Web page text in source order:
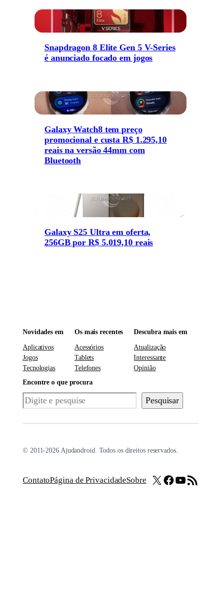
Snapdragon 8 Elite Gen 5 V-Series
é anunciado focado em jogos
Galaxy Watch8 tem preço
promocional e custa R$ 1.295,10
reais na versão 44mm com
Bluetooth
Galaxy S25 Ultra em oferta,
256GB por R$ 5.019,10 reais
Novidades em
Aplicativos
Jogos
Tecnologias
Os mais recentes
Acessórios
Tablets
Telefones
Descubra mais em
Atualização
Interessante
Opinião
Encontre o que procura
Pesquisar Pesquisar
© 2011-2026 Ajudandroid. Todos os direitos reservados.
ContatoPágina de PrivacidadeSobre X Facebook
Youtube
Feed RSS